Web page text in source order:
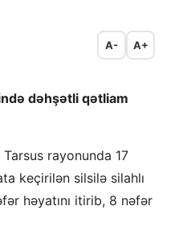
A- A+
dəhşətli qətliam
rayonunda 17
keçirilən silsilə silahlı
həyatını itirib, 8 nəfər